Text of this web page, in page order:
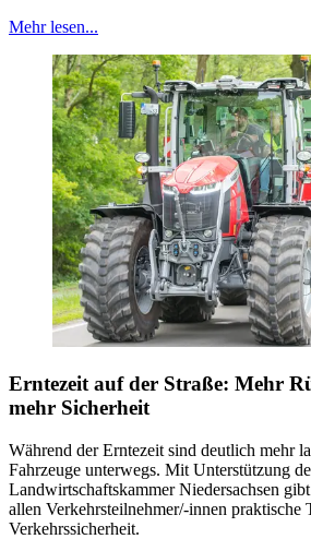
Mehr lesen...
Erntezeit auf der Straße: Mehr
mehr Sicherheit
Während der Erntezeit sind deutlich mehr
Fahrzeuge unterwegs. Mit Unterstützung
Landwirtschaftskammer Niedersachsen
allen Verkehrsteilnehmer/-innen praktische
Verkehrssicherheit.